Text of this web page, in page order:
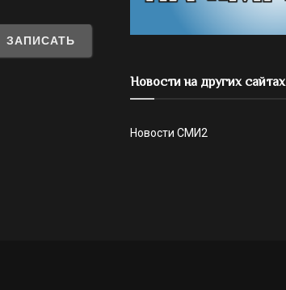
Новости на других сайтах
Новости СМИ2